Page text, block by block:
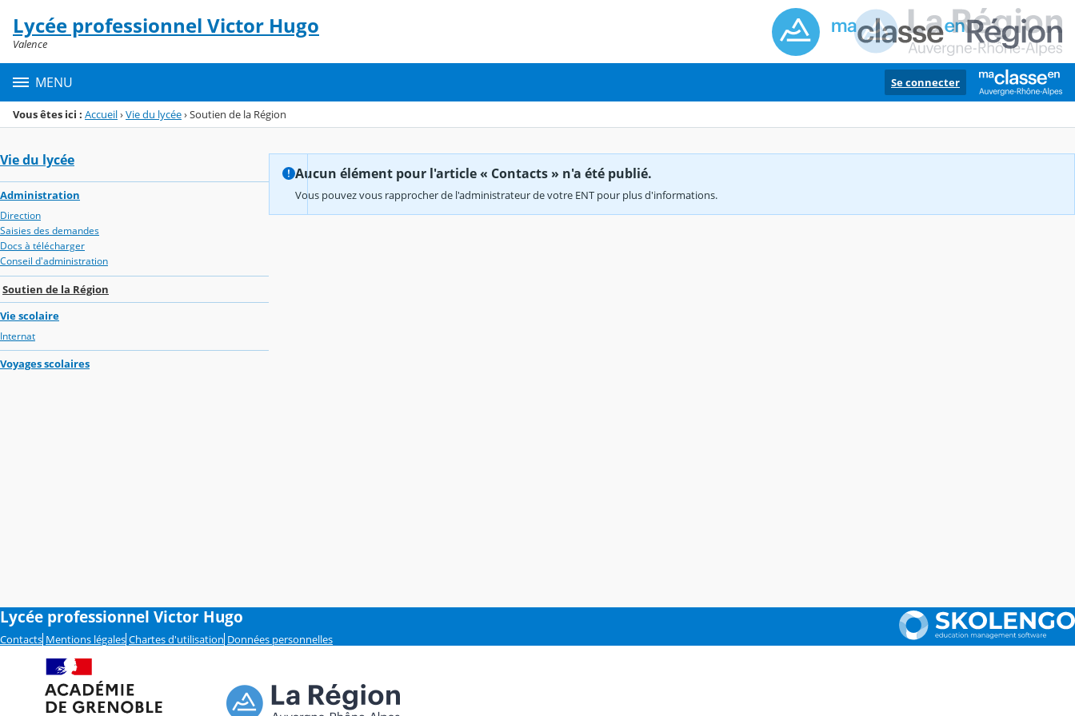
Menu de la rubrique
Contenu
Lycée professionnel Victor Hugo
Valence
MENU Se connecter
Vous êtes ici : Accueil›Vie du lycée›Soutien de la Région
Vie du lycée
Administration
Direction
Saisies des demandes
Docs à télécharger
Conseil d'administration
Soutien de la Région
Vie scolaire
Internat
Voyages scolaires
Aucun élément pour l'article « Contacts » n'a été publié.
Vous pouvez vous rapprocher de l'administrateur de votre ENT pour plus d'informations.
Lycée professionnel Victor Hugo
Contacts Mentions légales Chartes d'utilisation Données personnelles